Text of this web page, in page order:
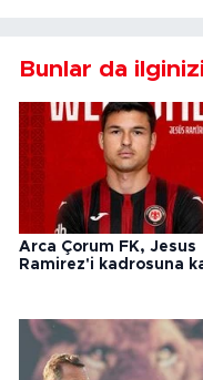
Bunlar da
Arca Çorum FK, Jesus
Ramirez'i kadrosuna